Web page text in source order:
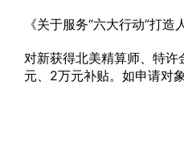
《关于服务“六大行动”打
对新获得北美精算师、特
元、2万元补贴。如申请对